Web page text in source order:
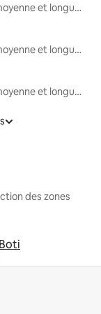
Locations moyenne et longue durée
Locations moyenne et longue durée
Locations moyenne et longue durée
des zones
Boti